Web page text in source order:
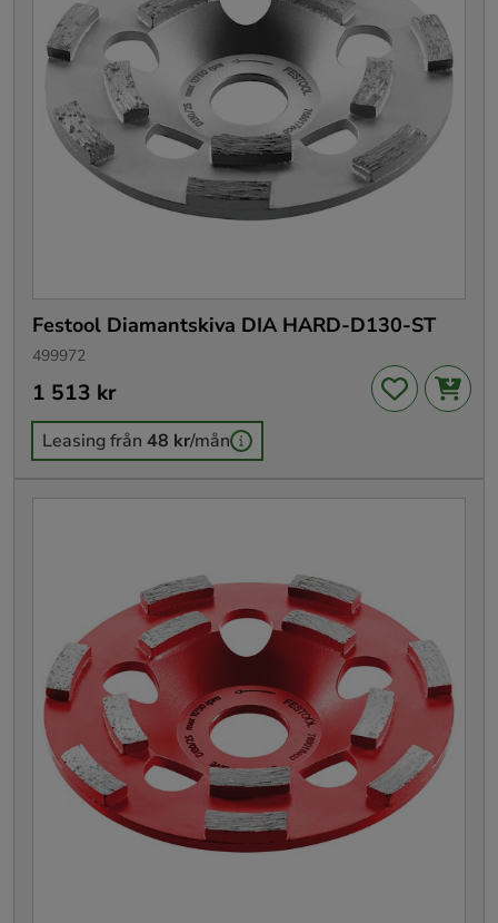
Festool Diamantskiva DIA HARD-D130-ST
499972
Pris:1 513 kr
1 513 kr
Leasing från 48 kr/mån